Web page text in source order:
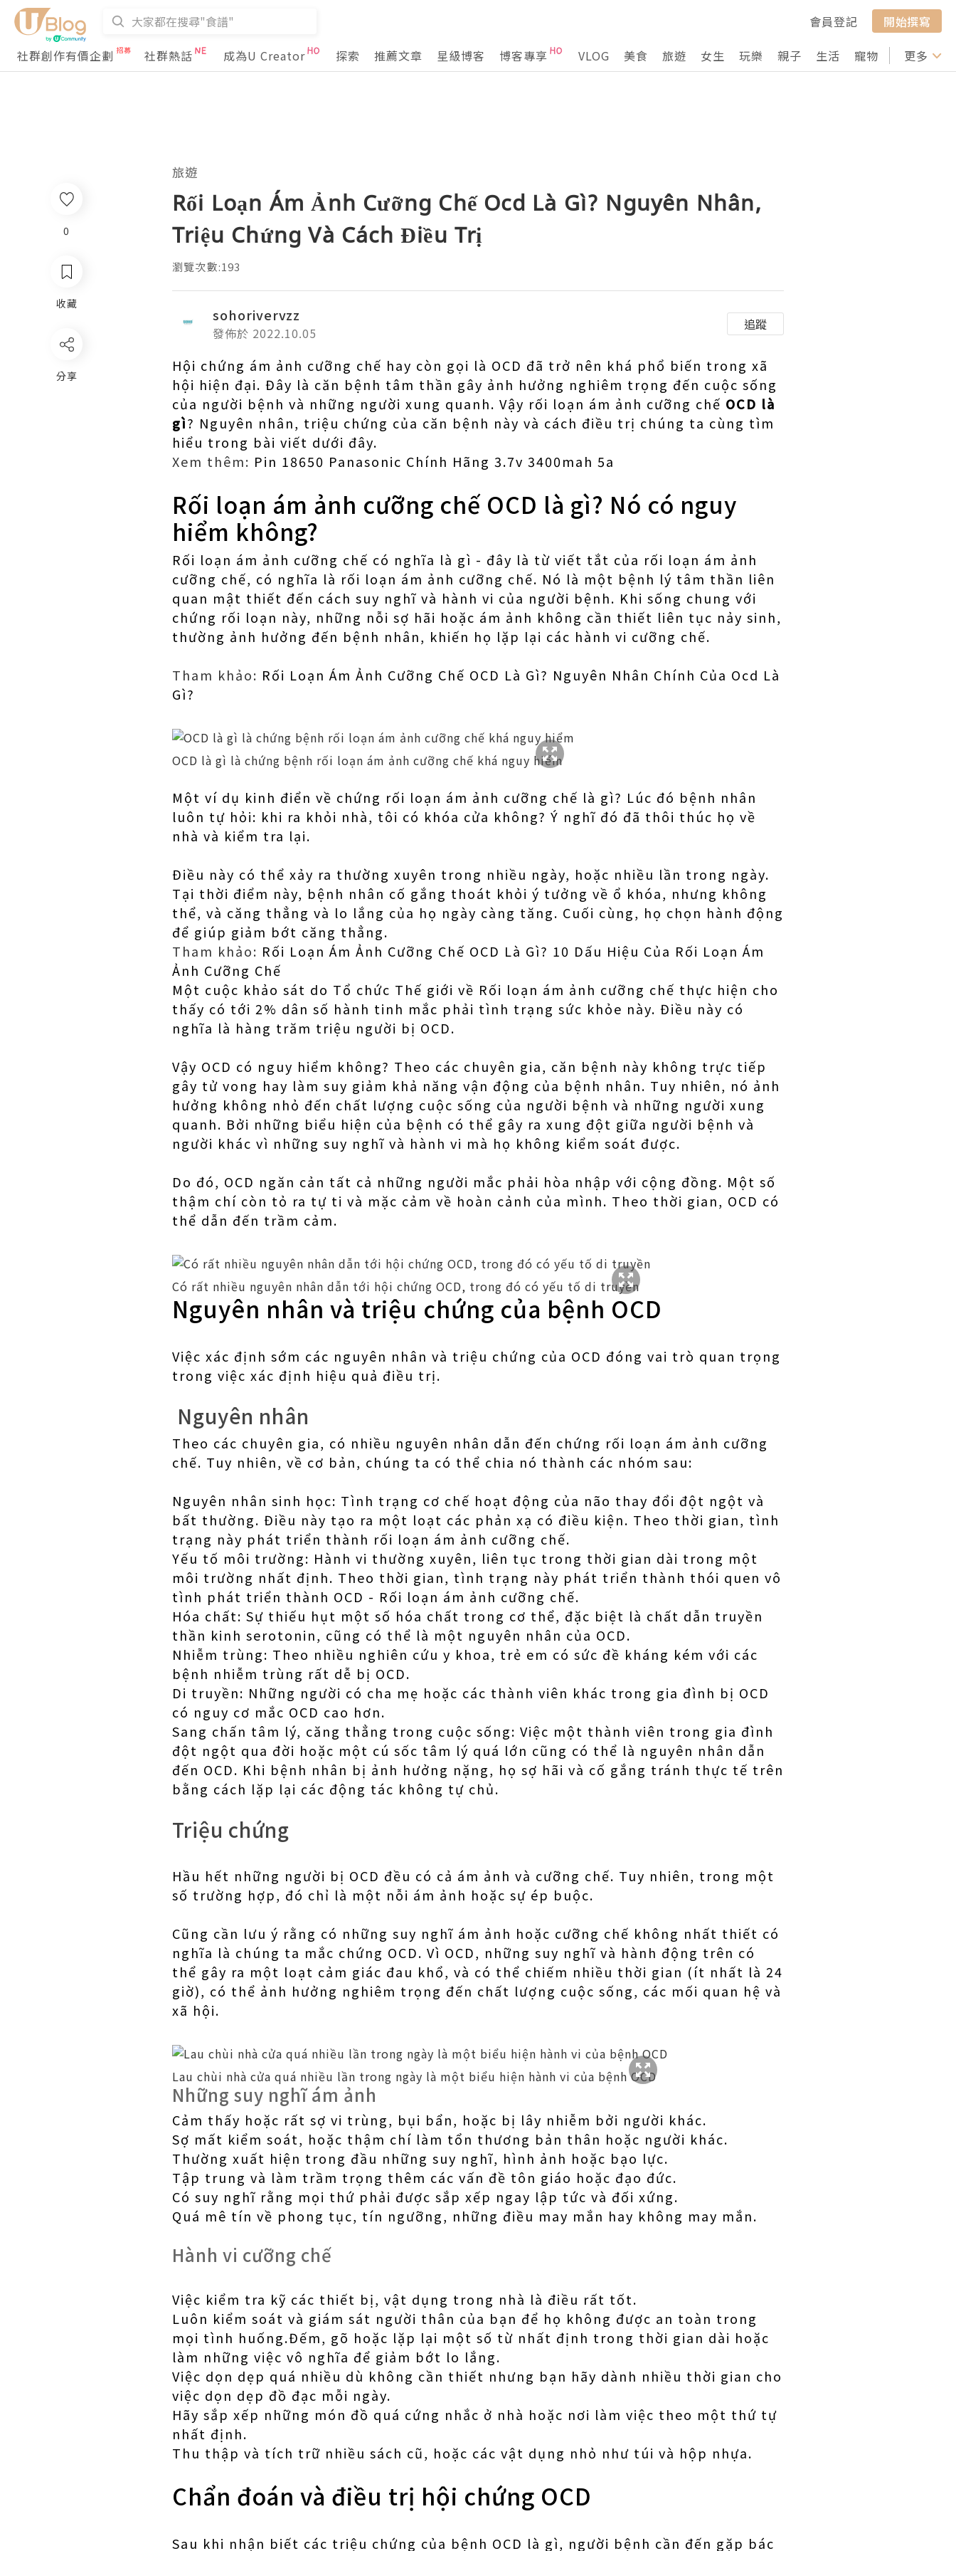
會員登記
開始撰寫
社群創作有價企劃
社群熱話 成為U Creator 探索 推薦文章 星級博客 博客專享 VLOG 美食 旅遊 女生 玩樂 親子 生活 寵物 行山 打卡
更多
0
收藏
分享
旅遊
Rối Loạn Ám Ảnh Cưỡng Chế Ocd Là Gì? Nguyên Nhân,
Triệu Chứng Và Cách Điều Trị
瀏覽次數:193
sohorivervzz
發佈於 2022.10.05
追蹤
Hội chứng ám ảnh cưỡng chế hay còn gọi là OCD đã trở nên khá phổ biến trong xã
hội hiện đại. Đây là căn bệnh tâm thần gây ảnh hưởng nghiêm trọng đến cuộc sống
của người bệnh và những người xung quanh. Vậy rối loạn ám ảnh cưỡng chế OCD là
gì? Nguyên nhân, triệu chứng của căn bệnh này và cách điều trị chúng ta cùng tìm
hiểu trong bài viết dưới đây.
Xem thêm: Pin 18650 Panasonic Chính Hãng 3.7v 3400mah 5a
Rối loạn ám ảnh cưỡng chế OCD là gì? Nó có nguy
hiểm không?
Rối loạn ám ảnh cưỡng chế có nghĩa là gì - đây là từ viết tắt của rối loạn ám ảnh
cưỡng chế, có nghĩa là rối loạn ám ảnh cưỡng chế. Nó là một bệnh lý tâm thần liên
quan mật thiết đến cách suy nghĩ và hành vi của người bệnh. Khi sống chung với
chứng rối loạn này, những nỗi sợ hãi hoặc ám ảnh không cần thiết liên tục nảy sinh,
thường ảnh hưởng đến bệnh nhân, khiến họ lặp lại các hành vi cưỡng chế.
Tham khảo: Rối Loạn Ám Ảnh Cưỡng Chế OCD Là Gì? Nguyên Nhân Chính Của Ocd Là
Gì?
OCD là gì là chứng bệnh rối loạn ám ảnh cưỡng chế khá nguy hiểm
Một ví dụ kinh điển về chứng rối loạn ám ảnh cưỡng chế là gì? Lúc đó bệnh nhân
luôn tự hỏi: khi ra khỏi nhà, tôi có khóa cửa không? Ý nghĩ đó đã thôi thúc họ về
nhà và kiểm tra lại.
Điều này có thể xảy ra thường xuyên trong nhiều ngày, hoặc nhiều lần trong ngày.
Tại thời điểm này, bệnh nhân cố gắng thoát khỏi ý tưởng về ổ khóa, nhưng không
thể, và căng thẳng và lo lắng của họ ngày càng tăng. Cuối cùng, họ chọn hành động
để giúp giảm bớt căng thẳng.
Tham khảo: Rối Loạn Ám Ảnh Cưỡng Chế OCD Là Gì? 10 Dấu Hiệu Của Rối Loạn Ám
Ảnh Cưỡng Chế
Một cuộc khảo sát do Tổ chức Thế giới về Rối loạn ám ảnh cưỡng chế thực hiện cho
thấy có tới 2% dân số hành tinh mắc phải tình trạng sức khỏe này. Điều này có
nghĩa là hàng trăm triệu người bị OCD.
Vậy OCD có nguy hiểm không? Theo các chuyên gia, căn bệnh này không trực tiếp
gây tử vong hay làm suy giảm khả năng vận động của bệnh nhân. Tuy nhiên, nó ảnh
hưởng không nhỏ đến chất lượng cuộc sống của người bệnh và những người xung
quanh. Bởi những biểu hiện của bệnh có thể gây ra xung đột giữa người bệnh và
người khác vì những suy nghĩ và hành vi mà họ không kiểm soát được.
Do đó, OCD ngăn cản tất cả những người mắc phải hòa nhập với cộng đồng. Một số
thậm chí còn tỏ ra tự ti và mặc cảm về hoàn cảnh của mình. Theo thời gian, OCD có
thể dẫn đến trầm cảm.
Có rất nhiều nguyên nhân dẫn tới hội chứng OCD, trong đó có yếu tố di truyền
Nguyên nhân và triệu chứng của bệnh OCD
Việc xác định sớm các nguyên nhân và triệu chứng của OCD đóng vai trò quan trọng
trong việc xác định hiệu quả điều trị.
Nguyên nhân
Theo các chuyên gia, có nhiều nguyên nhân dẫn đến chứng rối loạn ám ảnh cưỡng
chế. Tuy nhiên, về cơ bản, chúng ta có thể chia nó thành các nhóm sau:
Nguyên nhân sinh học: Tình trạng cơ chế hoạt động của não thay đổi đột ngột và
bất thường. Điều này tạo ra một loạt các phản xạ có điều kiện. Theo thời gian, tình
trạng này phát triển thành rối loạn ám ảnh cưỡng chế.
Yếu tố môi trường: Hành vi thường xuyên, liên tục trong thời gian dài trong một
môi trường nhất định. Theo thời gian, tình trạng này phát triển thành thói quen vô
tình phát triển thành OCD - Rối loạn ám ảnh cưỡng chế.
Hóa chất: Sự thiếu hụt một số hóa chất trong cơ thể, đặc biệt là chất dẫn truyền
thần kinh serotonin, cũng có thể là một nguyên nhân của OCD.
Nhiễm trùng: Theo nhiều nghiên cứu y khoa, trẻ em có sức đề kháng kém với các
bệnh nhiễm trùng rất dễ bị OCD.
Di truyền: Những người có cha mẹ hoặc các thành viên khác trong gia đình bị OCD
có nguy cơ mắc OCD cao hơn.
Sang chấn tâm lý, căng thẳng trong cuộc sống: Việc một thành viên trong gia đình
đột ngột qua đời hoặc một cú sốc tâm lý quá lớn cũng có thể là nguyên nhân dẫn
đến OCD. Khi bệnh nhân bị ảnh hưởng nặng, họ sợ hãi và cố gắng tránh thực tế trên
bằng cách lặp lại các động tác không tự chủ.
Triệu chứng
Hầu hết những người bị OCD đều có cả ám ảnh và cưỡng chế. Tuy nhiên, trong một
số trường hợp, đó chỉ là một nỗi ám ảnh hoặc sự ép buộc.
Cũng cần lưu ý rằng có những suy nghĩ ám ảnh hoặc cưỡng chế không nhất thiết có
nghĩa là chúng ta mắc chứng OCD. Vì OCD, những suy nghĩ và hành động trên có
thể gây ra một loạt cảm giác đau khổ, và có thể chiếm nhiều thời gian (ít nhất là 24
giờ), có thể ảnh hưởng nghiêm trọng đến chất lượng cuộc sống, các mối quan hệ và
xã hội.
Lau chùi nhà cửa quá nhiều lần trong ngày là một biểu hiện hành vi của bệnh OCD
Những suy nghĩ ám ảnh
Cảm thấy hoặc rất sợ vi trùng, bụi bẩn, hoặc bị lây nhiễm bởi người khác.
Sợ mất kiểm soát, hoặc thậm chí làm tổn thương bản thân hoặc người khác.
Thường xuất hiện trong đầu những suy nghĩ, hình ảnh hoặc bạo lực.
Tập trung và làm trầm trọng thêm các vấn đề tôn giáo hoặc đạo đức.
Có suy nghĩ rằng mọi thứ phải được sắp xếp ngay lập tức và đối xứng.
Quá mê tín về phong tục, tín ngưỡng, những điều may mắn hay không may mắn.
Hành vi cưỡng chế
Việc kiểm tra kỹ các thiết bị, vật dụng trong nhà là điều rất tốt.
Luôn kiểm soát và giám sát người thân của bạn để họ không được an toàn trong
mọi tình huống.Đếm, gõ hoặc lặp lại một số từ nhất định trong thời gian dài hoặc
làm những việc vô nghĩa để giảm bớt lo lắng.
Việc dọn dẹp quá nhiều dù không cần thiết nhưng bạn hãy dành nhiều thời gian cho
việc dọn dẹp đồ đạc mỗi ngày.
Hãy sắp xếp những món đồ quá cứng nhắc ở nhà hoặc nơi làm việc theo một thứ tự
nhất định.
Thu thập và tích trữ nhiều sách cũ, hoặc các vật dụng nhỏ như túi và hộp nhựa.
Chẩn đoán và điều trị hội chứng OCD
Sau khi nhận biết các triệu chứng của bệnh OCD là gì, người bệnh cần đến gặp bác